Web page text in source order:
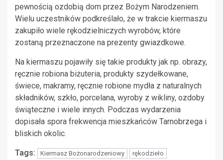
pewnością ozdobią dom przez Bożym Narodzeniem.
Wielu uczestników podkreślało, że w trakcie kiermaszu
zakupiło wiele rękodzielniczych wyrobów, które
zostaną przeznaczone na prezenty gwiazdkowe.
Na kiermaszu pojawiły się takie produkty jak np. obrazy,
ręcznie robiona biżuteria, produkty szydełkowane,
świece, makramy, ręcznie robione mydła z naturalnych
składników, szkło, porcelana, wyroby z wikliny, ozdoby
świąteczne i wiele innych. Podczas wydarzenia
dopisała spora frekwencja mieszkańców Tarnobrzega i
bliskich okolic.
Tags: Kiermasz Bożonarodzeniowy rękodzieło